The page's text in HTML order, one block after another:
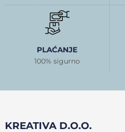
PLAĆANJE
100% sigurno
KREATIVA D.O.O.